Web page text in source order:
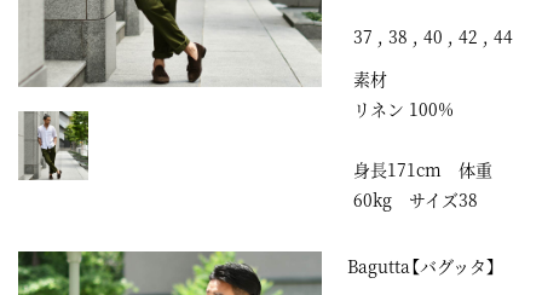
37 , 38 , 40 , 42 , 44
素材
リネン 100%
身長171cm 体重
60kg サイズ38
Bagutta【バグッタ】